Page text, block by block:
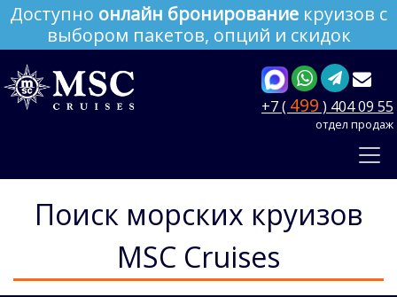
Доступно онлайн бронирование круизов с
выбором пакетов, опций и скидок
+7 ( 499 ) 404 09 55
отдел продаж
Поиск морских круизов
MSC Cruises